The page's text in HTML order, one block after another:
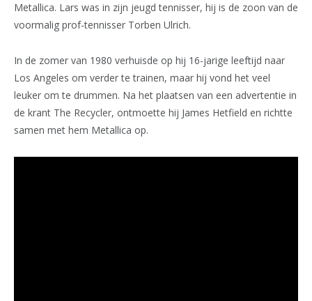
Metallica. Lars was in zijn jeugd tennisser, hij is de zoon van de
voormalig prof-tennisser Torben Ulrich.
In de zomer van 1980 verhuisde op hij 16-jarige leeftijd naar
Los Angeles om verder te trainen, maar hij vond het veel
leuker om te drummen. Na het plaatsen van een advertentie in
de krant The Recycler, ontmoette hij James Hetfield en richtte
samen met hem Metallica op.